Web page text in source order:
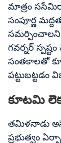
మాత్రం
సంపూర్ణ
గవర్నర్
సంతకాలతో
కూటమి
తమిళనాడు
ప్రభుత్వం